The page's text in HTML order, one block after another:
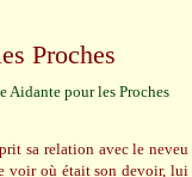
Proches
sa relation avec le
voir où était son devoir,